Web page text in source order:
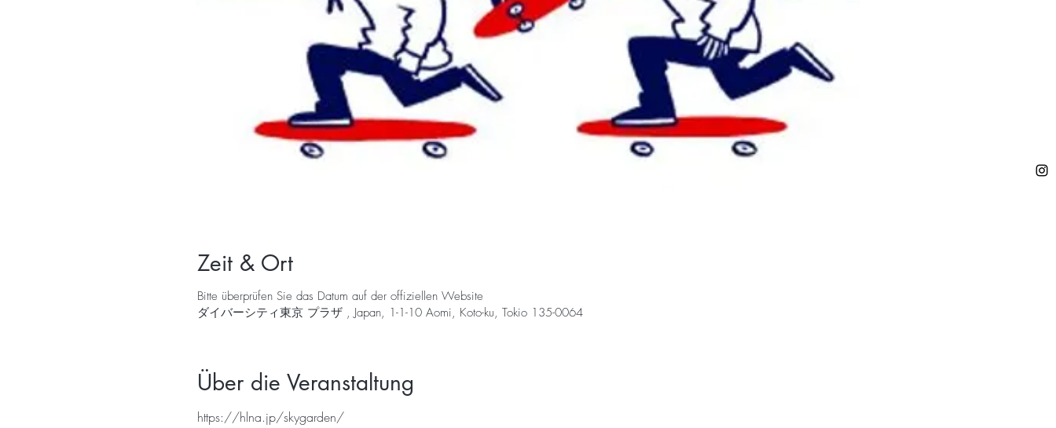
Zeit & Ort
Bitte überprüfen Sie das Datum auf der offiziellen Website
ダイバーシティ東京 プラザ , Japan, 1-1-10 Aomi, Koto-ku, Tokio 135-0064
Über die Veranstaltung
https://hlna.jp/skygarden/